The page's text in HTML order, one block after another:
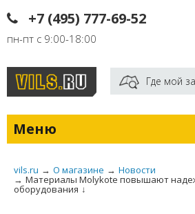
+7 (495) 777-69-52
пн-пт с 9:00-18:00
Где мой
Меню
vils.ru → О магазине → Новости
→ Материалы Molykote повышают
оборудования ↓